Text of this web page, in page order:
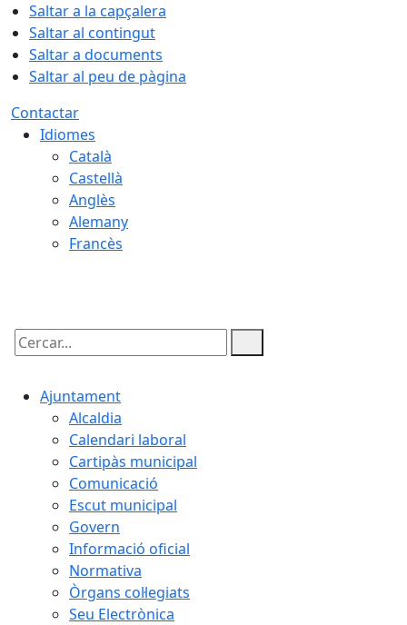
Saltar a la capçalera
Saltar al contingut
Saltar a documents
Saltar al peu de pàgina
Contactar
Idiomes
Català
Castellà
Anglès
Alemany
Francès
Cercar:
Ajuntament
Alcaldia
Calendari laboral
Cartipàs municipal
Comunicació
Escut municipal
Govern
Informació oficial
Normativa
Òrgans col·legiats
Seu Electrònica